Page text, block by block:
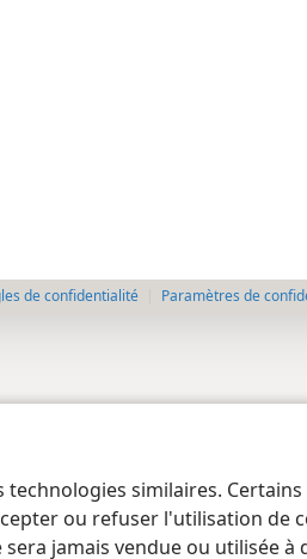
similaires.
ou refuser l'utilisation de
jamais vendue ou utilisée à
de confidentialité Paramètres de